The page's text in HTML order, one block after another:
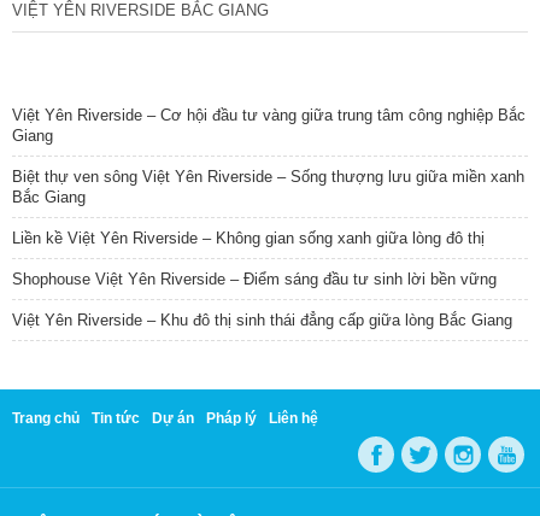
VIỆT YÊN RIVERSIDE BẮC GIANG
Việt Yên Riverside – Cơ hội đầu tư vàng giữa trung tâm công nghiệp Bắc
Giang
Biệt thự ven sông Việt Yên Riverside – Sống thượng lưu giữa miền xanh
Bắc Giang
Liền kề Việt Yên Riverside – Không gian sống xanh giữa lòng đô thị
Shophouse Việt Yên Riverside – Điểm sáng đầu tư sinh lời bền vững
Việt Yên Riverside – Khu đô thị sinh thái đẳng cấp giữa lòng Bắc Giang
Trang chủ Tin tức Dự án Pháp lý Liên hệ